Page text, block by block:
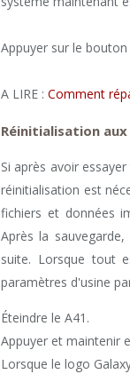
Appuyer sur le
A LIRE : Comment
Réinitialisation
Si après avoir
réinitialisation est
fichiers et données
Après la
suite. Lorsque tout
paramètres d'usine
Éteindre le A41.
Appuyer et maintenir
Lorsque le logo